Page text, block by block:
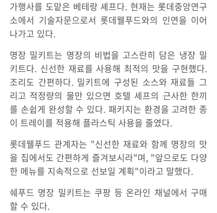
가행사를 도맡은 베테랑 셰프다. 현재는 롯데중앙연구
소에서 기술자문으로서 롯데웰푸드와의 인연을 이어
나가고 있다.
명장 밀키트는 명장의 비법을 고스란히 담은 냉장 밀
키트다. 신선한 재료를 사용해 최적의 맛을 구현했다.
조리도 간편하다. 밀키트에 구성된 소스와 재료들 그
리고 적정량의 물만 있으면 호텔 셰프의 근사한 한끼
를 손쉽게 완성할 수 있다. 패키지는 환경을 고려한 종
이 트레이를 적용해 플라스틱 사용을 줄였다.
롯데웰푸드 관계자는 "신선한 재료와 함께 명장의 맛
을 집에서도 간편하게 즐겨보시라"며, "앞으로도 다양
한 메뉴를 지속적으로 선보일 계획"이라고 말했다.
쉐푸드 명장 밀키트는 쿠팡 등 온라인 채널에서 구매
할 수 있다.